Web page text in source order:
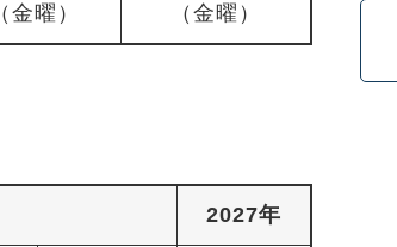
（金曜）
（金曜）
2027年